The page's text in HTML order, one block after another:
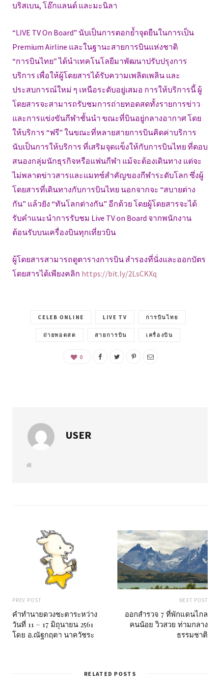
บริสเบน, โอ๊กแลนด์ และมะนิลา
“LIVE TV On Board” นับเป็นการตอกย้ำจุดยืนในการเป็น
Premium Airline และในฐานะสายการบินแห่งชาติ
“การบินไทย” ได้นำเทคโนโลยีมาพัฒนาปรับปรุงการ
บริการ เพื่อให้ผู้โดยสารได้รับความเพลิดเพลิน และ
ประสบการณ์ใหม่ ๆ เหนือระดับอยู่เสมอ การให้บริการนี้ ผู้
โดยสารจะสามารถรับชมการถ่ายทอดสดทั้งรายการข่าว
และการแข่งขันกีฬาชั้นนำ ขณะที่บินอยู่กลางอากาศ โดย
ให้บริการ “ฟรี” ในขณะที่หลายสายการบินคิดค่าบริการ
นับเป็นการให้บริการ ที่เสริมจุดแข็งให้กับการบินไทย ที่ตอบ
สนองกลุ่มนักธุรกิจหรือแฟนกีฬา แม้จะต้องเดินทาง แต่จะ
ไม่พลาดข่าวสารและแมทซ์สำคัญของกีฬาระดับโลก ซึ่งผู้
โดยสารที่เดินทางกับการบินไทย นอกจากจะ “สบายต่าง
กัน” แล้วยัง “ทันโลกต่างกัน” อีกด้วย โดยผู้โดยสารจะได้
รับคำแนะนำการรับชม Live TV on Board จากพนักงาน
ต้อนรับบนเครื่องบินทุกเที่ยวบิน
ผู้โดยสารสามารถดูตารางการบิน สำรองที่นั่งและออกบัตร
โดยสารได้เพียงคลิก https://bit.ly/2LsCKXq
CELEB ONLINE LIVE TV การบินไทย
ถ่ายทอดสด สายการบิน เครื่องบิน
0
USER
W
PREV POST
คำทำนายดวงชะตาระหว่าง
วันที่ 11 – 17 มิถุนายน 2561
โดย อ.ณัฐกฤตา นาควัชระ
NEXT POST
ออกสำรวจ 7 ที่พักแดนไกล
คนน้อย วิวสวย ท่ามกลาง
ธรรมชาติ
RELATED POSTS